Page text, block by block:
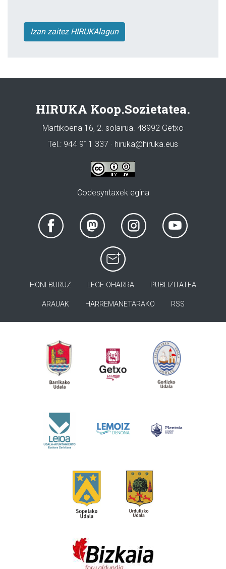
Izan zaitez HIRUKAlagun
HIRUKA Koop.Sozietatea.
Martikoena 16, 2. solairua. 48992 Getxo
Tel.: 944 911 337 · hiruka@hiruka.eus
Codesyntaxek egina
HONI BURUZ LEGE OHARRA PUBLIZITATEA
ARAUAK HARREMANETARAKO RSS